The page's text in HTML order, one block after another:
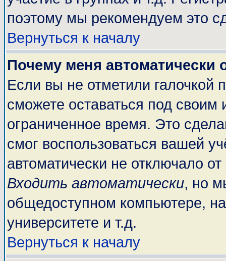
поэтому мы рекомендуем это
Вернуться к началу
Почему меня автоматически
Если вы не отметили галочкой
сможете оставаться под
ограниченное время. Это
смог воспользоваться вашей
автоматически не отключало
Входить автоматически, но
общедоступном компьютере,
университете и т.д.
Вернуться к началу